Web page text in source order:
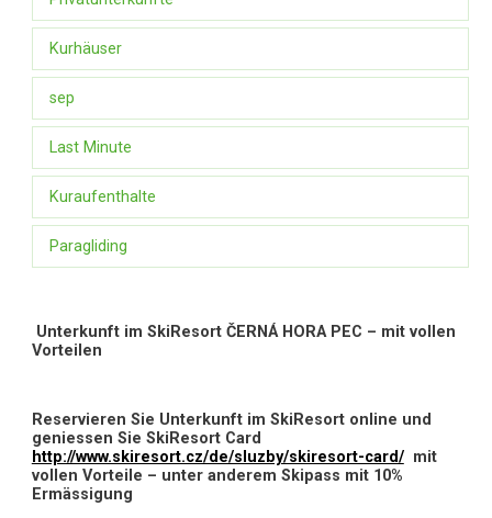
Kurhäuser
sep
Last Minute
Kuraufenthalte
Paragliding
Unterkunft im SkiResort ČERNÁ HORA PEC – mit vollen
Vorteilen
Reservieren Sie Unterkunft im SkiResort online und
geniessen Sie SkiResort Card
http://www.skiresort.cz/de/sluzby/skiresort-card/mit
vollen Vorteile – unter anderem Skipass mit 10%
Ermässigung